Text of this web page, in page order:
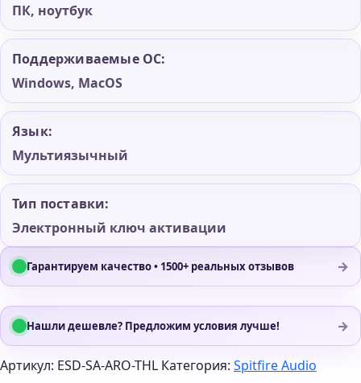
ПК, ноутбук
Поддерживаемые ОС:
Windows, MacOS
Язык:
Мультиязычный
Тип поставки:
Электронный ключ активации
Гарантируем качество • 1500+ реальных отзывов →
Нашли дешевле? Предложим условия лучше! →
Артикул: ESD-SA-ARO-THL Категория: Spitfire Audio